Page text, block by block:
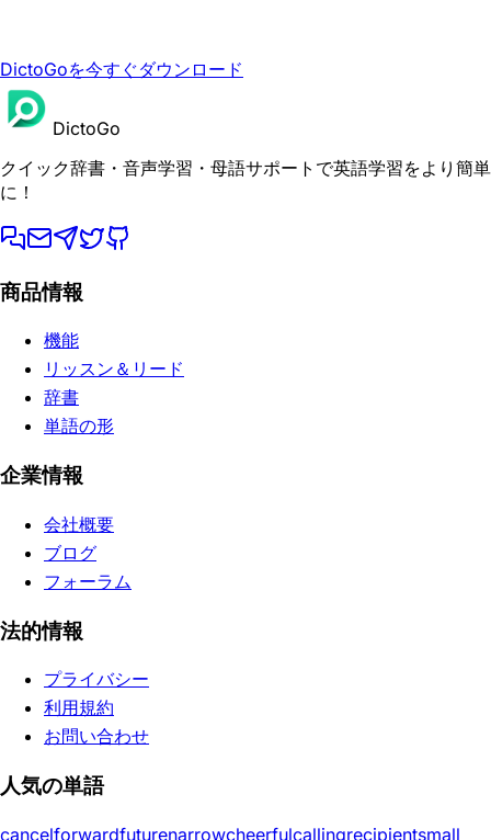
DictoGoを今すぐダウンロード
DictoGo
クイック辞書・音声学習・母語サポートで英語学習をより簡単
に！
商品情報
機能
リッスン＆リード
辞書
単語の形
企業情報
会社概要
ブログ
フォーラム
法的情報
プライバシー
利用規約
お問い合わせ
人気の単語
cancelforwardfuturenarrowcheerfulcallingrecipientsmall